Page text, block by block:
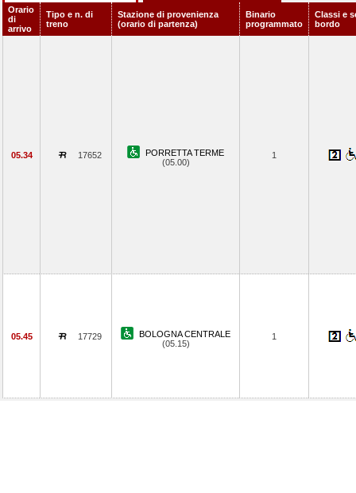
Orario
di
arrivo
Tipo e n. di
treno
Stazione di provenienza
(orario di partenza)
Binario
programmato
Classi e
bordo
05.34 17652
PORRETTA TERME
(05.00)
1
05.45 17729
BOLOGNA CENTRALE
(05.15)
1